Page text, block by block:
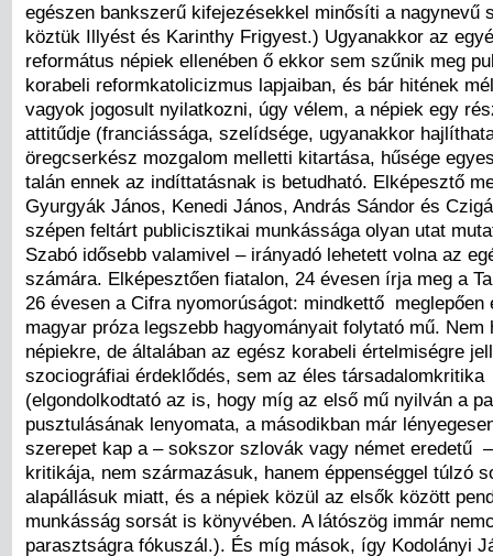
egészen bankszerű kifejezésekkel minősíti a nagynevű
köztük Illyést és Karinthy Frigyest.) Ugyanakkor az
református népiek ellenében ő ekkor sem szűnik meg
korabeli reformkatolicizmus lapjaiban, és bár hitének
vagyok jogosult nyilatkozni, úgy vélem, a népiek egy
attitűdje (franciássága, szelídsége, ugyanakkor
öregcserkész mozgalom melletti kitartása, hűsége
talán ennek az indíttatásnak is betudható. Elképesztő
Gyurgyák János, Kenedi János, András Sándor és
szépen feltárt publicisztikai munkássága olyan utat
Szabó idősebb valamivel – irányadó lehetett volna az
számára. Elképesztően fiatalon, 24 évesen írja meg a
26 évesen a Cifra nyomorúságot: mindkettő meglepően
magyar próza legszebb hagyományait folytató mű. Nem
népiekre, de általában az egész korabeli értelmiségre
szociográfiai érdeklődés, sem az éles társadalomkritika
(elgondolkodtató az is, hogy míg az első mű nyilván a
pusztulásának lenyomata, a másodikban már
szerepet kap a – sokszor szlovák vagy német eredetű
kritikája, nem származásuk, hanem éppenséggel túlzó
alapállásuk miatt, és a népiek közül az elsők között
munkásság sorsát is könyvében. A látószög immár
parasztságra fókuszál.). És míg mások, így Kodolányi